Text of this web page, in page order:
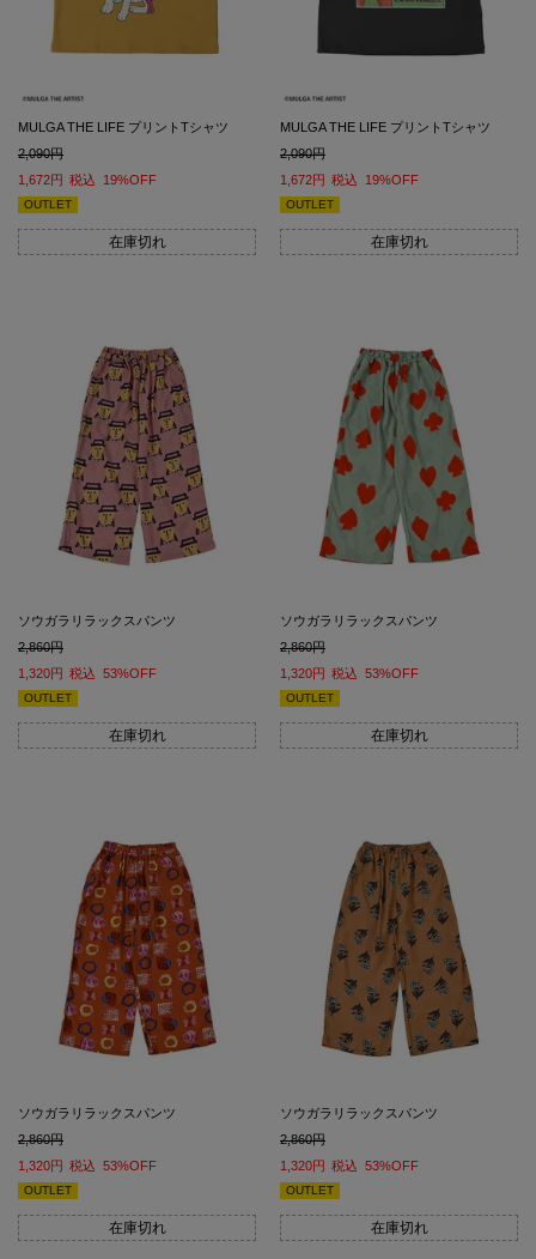
MULGA THE LIFE プリントTシャツ
2,090
1,672
税込 19%OFF
OUTLET
在庫切れ
MULGA THE LIFE プリントTシャツ
2,090
1,672
税込 19%OFF
OUTLET
在庫切れ
ソウガラリラックスパンツ
2,860
1,320
税込 53%OFF
OUTLET
在庫切れ
ソウガラリラックスパンツ
2,860
1,320
税込 53%OFF
OUTLET
在庫切れ
ソウガラリラックスパンツ
2,860
1,320
税込 53%OFF
OUTLET
在庫切れ
ソウガラリラックスパンツ
2,860
1,320
税込 53%OFF
OUTLET
在庫切れ